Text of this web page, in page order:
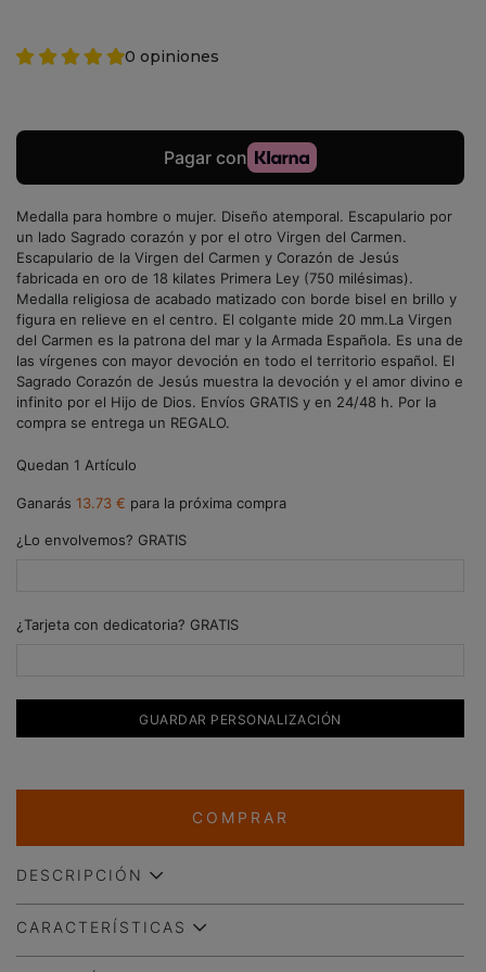
0 opiniones
Medalla para hombre o mujer. Diseño atemporal. Escapulario por
un lado Sagrado corazón y por el otro Virgen del Carmen.
Escapulario de la Virgen del Carmen y Corazón de Jesús
fabricada en oro de 18 kilates Primera Ley (750 milésimas).
Medalla religiosa de acabado matizado con borde bisel en brillo y
figura en relieve en el centro. El colgante mide 20 mm.La Virgen
del Carmen es la patrona del mar y la Armada Española. Es una de
las vírgenes con mayor devoción en todo el territorio español. El
Sagrado Corazón de Jesús muestra la devoción y el amor divino e
infinito por el Hijo de Dios. Envíos GRATIS y en 24/48 h. Por la
compra se entrega un REGALO.
Quedan 1 Artículo
Ganarás 13.73 € para la próxima compra
¿Lo envolvemos? GRATIS
¿Tarjeta con dedicatoria? GRATIS
GUARDAR PERSONALIZACIÓN
COMPRAR
DESCRIPCIÓN
CARACTERÍSTICAS